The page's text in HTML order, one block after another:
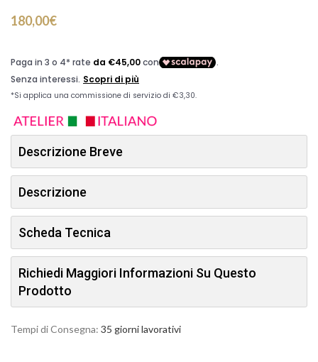
180,00€
Descrizione Breve
Descrizione
Scheda Tecnica
Richiedi Maggiori Informazioni Su Questo
Prodotto
Tempi di Consegna: 35 giorni lavorativi